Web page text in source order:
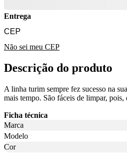
Entrega
Não sei meu CEP
Descrição do produto
A linha turim sempre fez sucesso na
mais tempo. São fáceis de limpar,
Ficha técnica
Marca
Modelo
Cor